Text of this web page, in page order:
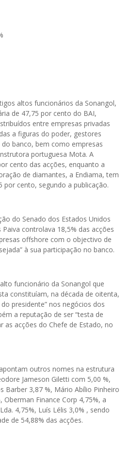
altos funcionários da Sonangol,
de 47,75 por cento do BAI,
entre empresas privadas
a figuras do poder, gestores
banco, bem como empresas
portuguesa Mota. A
cento das acções, enquanto a
de diamantes, a Endiama, tem
por cento, segundo a publicação.
do Senado dos Estados Unidos
controlava 18,5% das acções
offshore com o objectivo de
à sua participação no banco.
funcionário da Sonangol que
constituíam, na década de oitenta,
presidente” nos negócios dos
a reputação de ser “testa de
as acções do Chefe de Estado, no
outros nomes na estrutura
Jameson Giletti com 5,00 %,
Barber 3,87 %, Mário Abílio Pinheiro
Oberman Finance Corp 4,75%, a
4,75%, Luís Lélis 3,0% , sendo
de 54,88% das acções.